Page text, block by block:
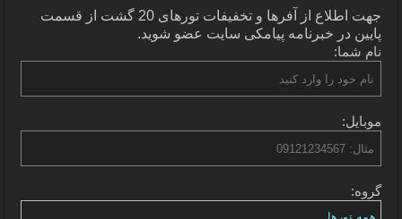
جهت اطلاع از آفرها و تخفیفات تورهای 20 گشت از قسمت
پایین در خبرنامه پیامکی سایت عضو شوید.
نام شما:
موبایل:
گروه: